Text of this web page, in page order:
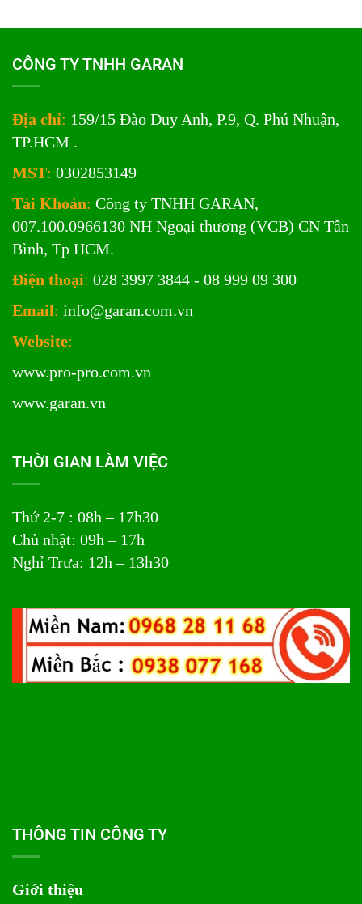
CÔNG TY TNHH GARAN
Địa chỉ: 159/15 Đào Duy Anh, P.9, Q. Phú Nhuận,
TP.HCM .
MST: 0302853149
Tài Khoản: Công ty TNHH GARAN,
007.100.0966130 NH Ngoại thương (VCB) CN Tân
Bình, Tp HCM.
Điện thoại: 028 3997 3844 - 08 999 09 300
Email: info@garan.com.vn
Website:
www.pro-pro.com.vn
www.garan.vn
THỜI GIAN LÀM VIỆC
Thứ 2-7 : 08h – 17h30
Chủ nhật: 09h – 17h
Nghỉ Trưa: 12h – 13h30
THÔNG TIN CÔNG TY
Giới thiệu